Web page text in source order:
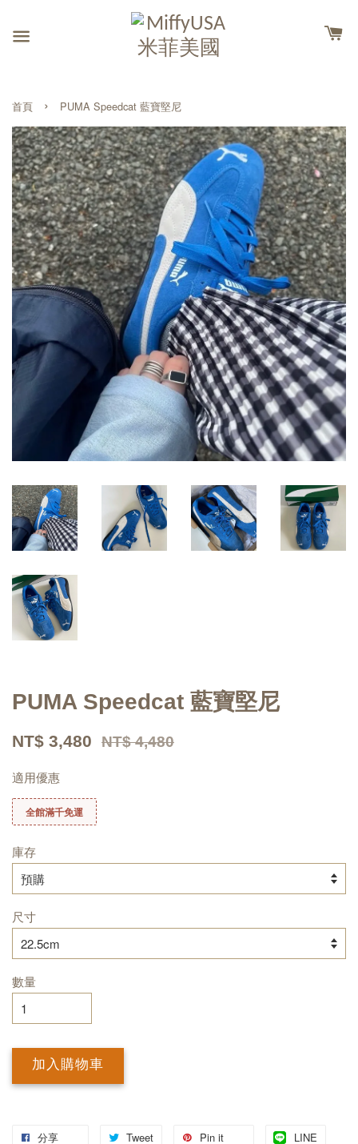
首頁 › PUMA Speedcat 藍寶堅尼
PUMA Speedcat 藍寶堅尼
NT$ 3,480 NT$ 4,480
適用優惠
全館滿千免運
庫存
尺寸
數量
加入購物車
分享 Tweet Pin it LINE